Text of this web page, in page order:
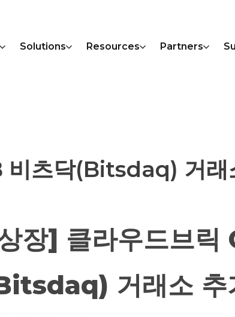
Solutions Resources Partners
츠닥(Bitsdaq) 거래
장] 클라우드브릭
거래소 추